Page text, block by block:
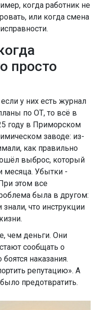
когда работник не
или когда смена
просто
у них есть журнал
по ОТ, то всё в
году в Приморском
заводе: из-
как правильно
выброс, который
месяца. Убытки -
этом все
была в другом:
что инструкции
чем деньги. Они
сообщать о
наказания.
репутацию». А
предотвратить.